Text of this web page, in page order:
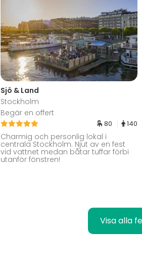
Sjö & Land
Stockholm
Begär en offert
80 140
Charmig och personlig lokal i
centrala Stockholm. Njut av en fest
vid vattnet medan båtar tuffar förbi
utanför fönstren!
Visa alla